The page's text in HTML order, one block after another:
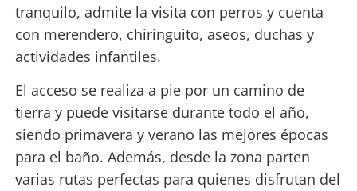
tranquilo, admite la visita con perros y cuenta
con merendero, chiringuito, aseos, duchas y
actividades infantiles.
El acceso se realiza a pie por un camino de
tierra y puede visitarse durante todo el año,
siendo primavera y verano las mejores épocas
para el baño. Además, desde la zona parten
varias rutas perfectas para quienes disfrutan del